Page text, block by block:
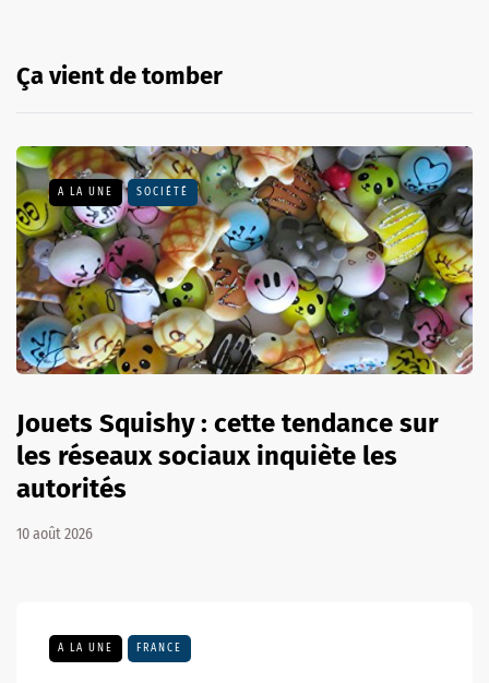
Ça vient de tomber
A LA UNE SOCIÉTÉ
Jouets Squishy : cette tendance sur
les réseaux sociaux inquiète les
autorités
10 août 2026
A LA UNE FRANCE